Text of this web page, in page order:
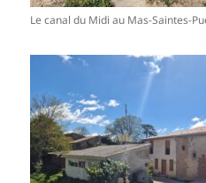
Le canal du Midi au Mas-Saintes-